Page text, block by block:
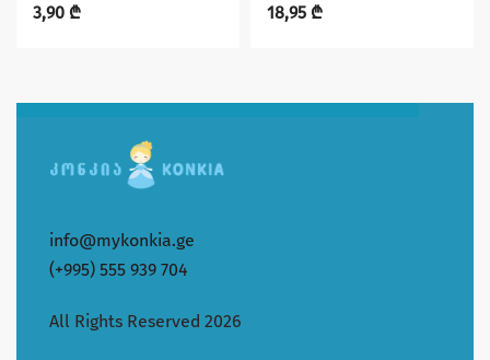
3,90 ₾
18,95 ₾
info@mykonkia.ge
(+995) 555 939 704
All Rights Reserved 2026